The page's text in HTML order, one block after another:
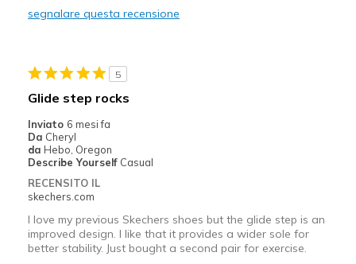
View On Shoes
I'm Into Shoes
segnalare questa recensione
5
Glide step rocks
Inviato 6 mesi fa
Da Cheryl
da Hebo, Oregon
Describe Yourself Casual
RECENSITO IL
skechers.com
I love my previous Skechers shoes but the glide step is an
improved design. I like that it provides a wider sole for
better stability. Just bought a second pair for exercise.